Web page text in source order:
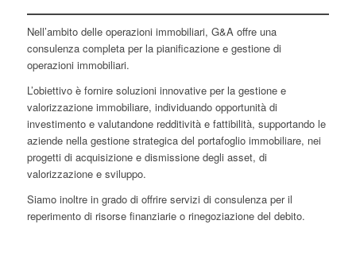
Nell’ambito delle operazioni immobiliari, G&A offre una
consulenza completa per la pianificazione e gestione di
operazioni immobiliari.
L’obiettivo è fornire soluzioni innovative per la gestione e
valorizzazione immobiliare, individuando opportunità di
investimento e valutandone redditività e fattibilità, supportando le
aziende nella gestione strategica del portafoglio immobiliare, nei
progetti di acquisizione e dismissione degli asset, di
valorizzazione e sviluppo.
Siamo inoltre in grado di offrire servizi di consulenza per il
reperimento di risorse finanziarie o rinegoziazione del debito.